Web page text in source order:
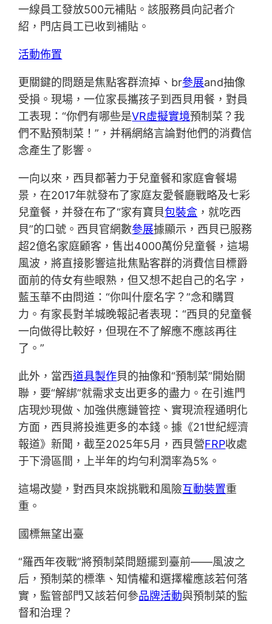
一線員工發放500元補貼。該服務員向記者介
紹，門店員工已收到補貼。
活動佈置
更關鍵的問題是焦點客群流掉、br參展and抽像
受損。現場，一位家長攜孩子到西貝用餐，對員
工表現：“你們有哪些是VR虛擬實境預制菜？我
們不點預制菜！”，并稱網絡言論對他們的消費信
念產生了影響。
一向以來，西貝都著力于兒童餐和家庭會餐場
景，在2017年就發布了家庭友愛餐廳戰略及七彩
兒童餐，并發在布了“家有寶貝包裝盒 ，就吃西
貝”的口號。西貝官網數參展據顯示，西貝已服務
超2億名家庭顧客，售出4000萬份兒童餐，這場
風波，將直接影響這批焦點客群的消費信目標爵
面前的侍女有些眼熟，但又想不起自己的名字，
藍玉華不由問道：“你叫什麼名字？”念和購買
力。有家長對羊城晚報記者表現：“西貝的兒童餐
一向做得比較好，但現在不了解應不應該再往
了。”
此外，當西道具製作貝的抽像和“預制菜”開始關
聯，要“解綁”就需求支出更多的盡力。在引進門
店現炒現做、加強供應鏈管控、實現流程通明化
方面，西貝將投進更多的本錢。據《21世紀經濟
報道》新聞，截至2025年5月，西貝營FRP收處
于下滑區間，上半年的均勻利潤率為5%。
這場改變，對西貝來說挑戰和風險互動裝置重
重。
國標無望出臺
“羅西年夜戰”將預制菜問題擺到臺前——風波之
后，預制菜的標準、知情權和選擇權應該若何落
實，監管部門又該若何參品牌活動與預制菜的監
督和治理？